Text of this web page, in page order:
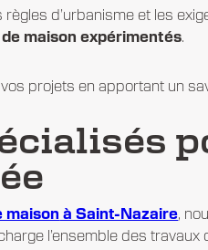
règles d’urbanisme et les
maison expérimentés.
projets en apportant un
maison à Saint-Nazaire,
l’ensemble des travaux